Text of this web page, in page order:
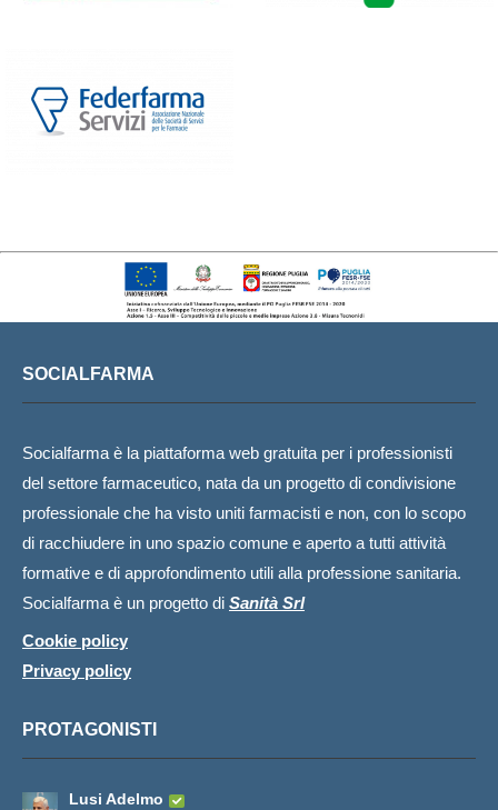
SOCIALFARMA
Socialfarma è la piattaforma web gratuita per i professionisti
del settore farmaceutico, nata da un progetto di condivisione
professionale che ha visto uniti farmacisti e non, con lo scopo
di racchiudere in uno spazio comune e aperto a tutti attività
formative e di approfondimento utili alla professione sanitaria.
Socialfarma è un progetto di Sanità Srl
Cookie policy
Privacy policy
PROTAGONISTI
Lusi Adelmo